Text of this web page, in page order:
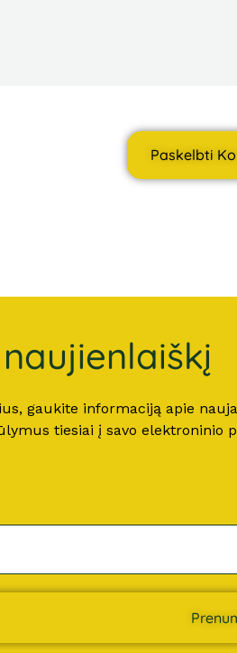
Paskelbti
gaukite informaciją apie
tiesiai į savo elektroninio